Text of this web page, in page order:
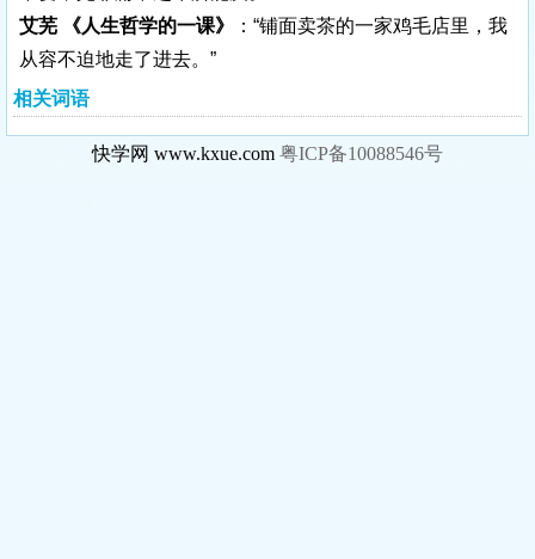
艾芜 《人生哲学的一课》
：“铺面卖茶的一家鸡毛店里，我
从容不迫地走了进去。”
相关词语
快学网 www.kxue.com 粤ICP备10088546号